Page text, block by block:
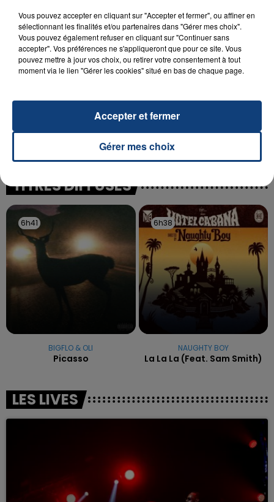
d'un liquide inflammable.
20 juillet 2026
UNE ADOLESCENTE DEVANT SE FAIRE
OPÉRER DE LA CHEVILLE RESSORT DE LA...
La famille a porté plainte contre la clinique qui a
reconnu sa responsabilité et présenté ses
TITRES DIFFUSÉS
6h41
6h41
BIGFLO & OLI
Picasso
6h38
6h38
NAUGHTY BOY
La La La (feat. Sam Smith)
LES LIVES
Vous pouvez accepter en cliquant sur "Accepter et fermer", ou affiner en
sélectionnant les finalités et/ou partenaires dans "Gérer mes choix".
Vous pouvez également refuser en cliquant sur "Continuer sans
accepter". Vos préférences ne s'appliqueront que pour ce site. Vous
pouvez mettre à jour vos choix, ou retirer votre consentement à tout
moment via le lien "Gérer les cookies" situé en bas de chaque page.
Gérer mes choix
Accepter et fermer